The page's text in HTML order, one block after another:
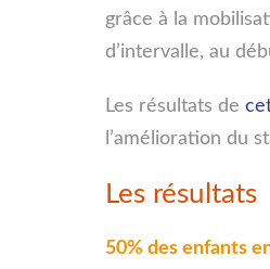
grâce à la
d’intervalle, au
Les résultats de
l’amélioration du
Les résultats
50% des enfants